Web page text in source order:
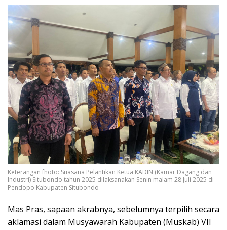
Keterangan fhoto: Suasana Pelantikan Ketua KADIN (Kamar Dagang dan
Industri) Situbondo tahun 2025 dilaksanakan Senin malam 28 Juli 2025 di
Pendopo Kabupaten Situbondo
Mas Pras, sapaan akrabnya, sebelumnya terpilih secara
aklamasi dalam Musyawarah Kabupaten (Muskab) VII